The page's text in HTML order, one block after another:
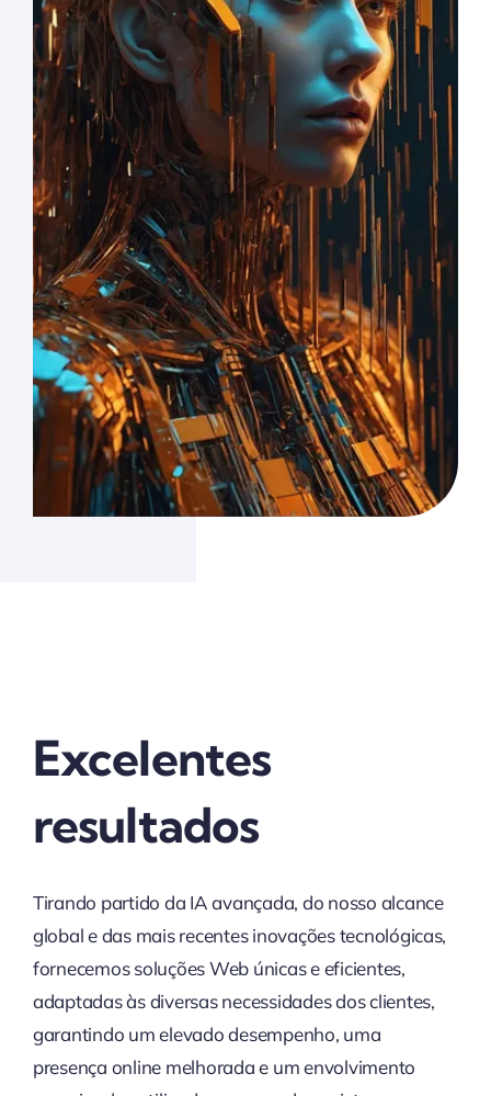
Excelentes
resultados
Tirando partido da IA avançada, do nosso alcance
global e das mais recentes inovações tecnológicas,
fornecemos soluções Web únicas e eficientes,
adaptadas às diversas necessidades dos clientes,
garantindo um elevado desempenho, uma
presença online melhorada e um envolvimento